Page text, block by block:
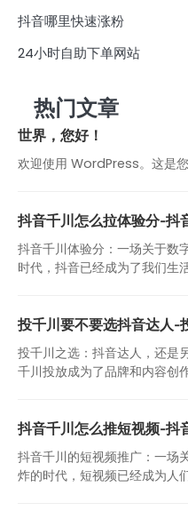
抖音哪里快速涨粉
24小时自助下单网站
热门文章
世界，您好！
欢迎使用 WordPress。这是
抖音千川怎么拉体验分-抖
抖音千川体验分：一场关于数
时代，抖音已经成为了我们生
投千川要不要选抖音达人-
投千川之选：抖音达人，还是
千川投放成为了品牌和内容创
抖音千川怎么推短视频-抖
抖音千川的短视频推广：一场
炸的时代，短视频已经成为人